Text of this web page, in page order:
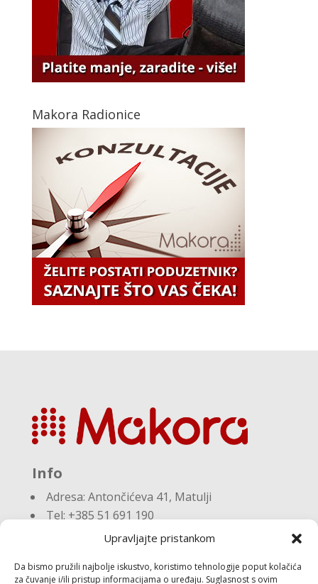
Upravljajte pristankom
Da bismo pružili najbolje iskustvo, koristimo tehnologije poput kolačića
za čuvanje i/ili pristup informacijama o uređaju. Suglasnost s ovim
Makora Radionice
Info
Adresa: Antončićeva 41, Matulji
Tel: +385 51 691 190
Email:knjigovodstvo@makora.hr